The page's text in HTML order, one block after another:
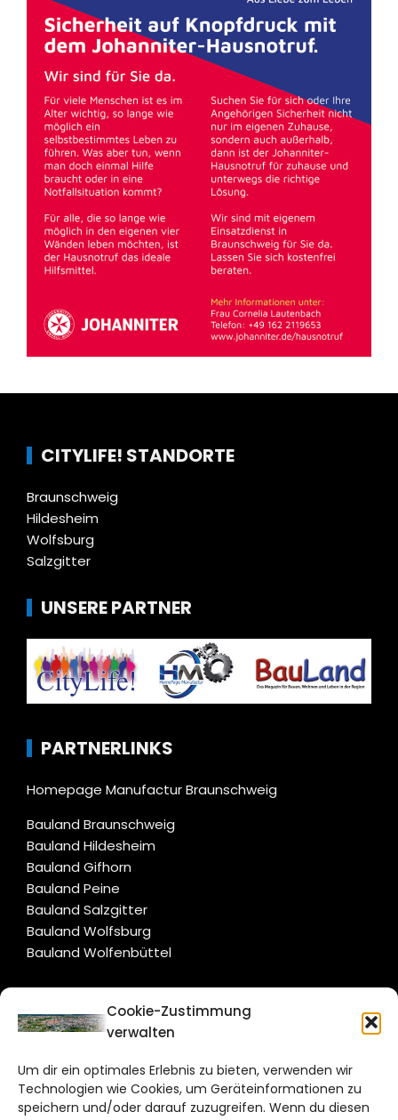
Cookie-Zustimmung
verwalten
Um dir ein optimales Erlebnis zu bieten, verwenden wir
Technologien wie Cookies, um Geräteinformationen zu
speichern und/oder darauf zuzugreifen. Wenn du diesen
CITYLIFE! STANDORTE
Braunschweig
Hildesheim
Wolfsburg
Salzgitter
UNSERE PARTNER
PARTNERLINKS
Homepage Manufactur Braunschweig
Bauland Braunschweig
Bauland Hildesheim
Bauland Gifhorn
Bauland Peine
Bauland Salzgitter
Bauland Wolfsburg
Bauland Wolfenbüttel
CITYLIFE!
Bruchtorwall 12
38100 Braunschweig